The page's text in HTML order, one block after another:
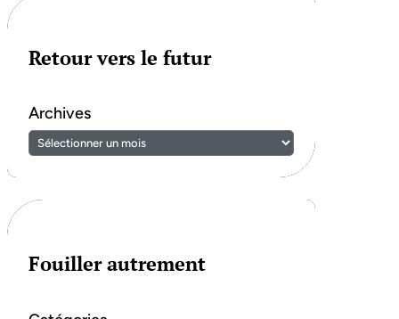
Retour vers le futur
Archives
Fouiller autrement